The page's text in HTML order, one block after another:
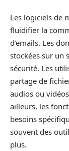
Les logiciels de
fluidifier la
d’emails. Les
stockées sur un
sécurité. Les
partage de
audios ou
ailleurs, les
besoins
souvent des
plus.